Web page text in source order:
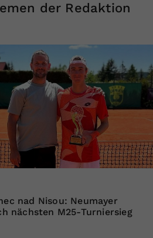
der Redaktion
nad Nisou: Neumayer
nächsten M25-Turniersieg